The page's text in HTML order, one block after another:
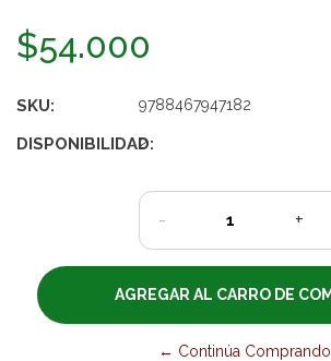
$54.000
SKU: 9788467947182
DISPONIBILIDAD:
2
- +
← Continúa Comprando